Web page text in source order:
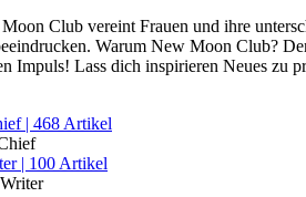
Club vereint Frauen und ihre
Warum New Moon Club?
Impuls! Lass dich inspirieren Neues zu